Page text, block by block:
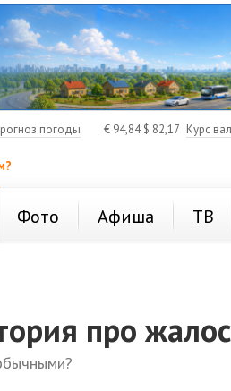
погоды € 94,84$ 82,17 Курс
Фото Афиша ТВ
про